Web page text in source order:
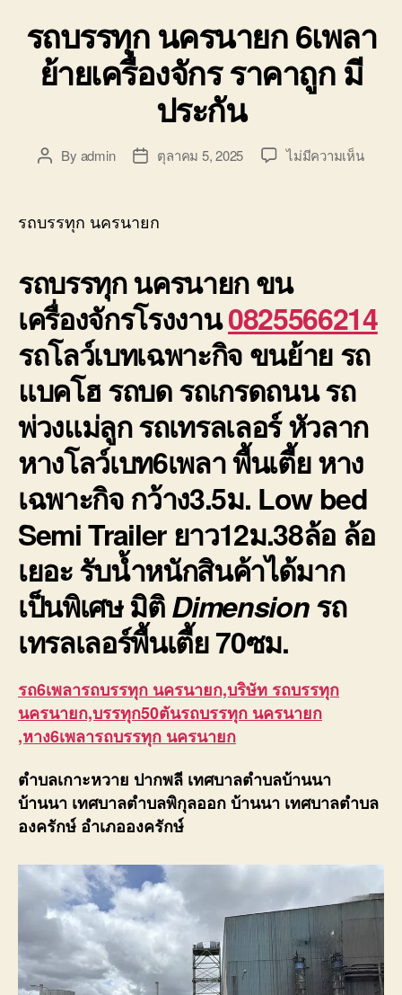
รถบรรทุก นครนายก 6เพลา
ย้ายเครื่องจักร ราคาถูก มี
ประกัน
PostBy admin
Postตุลาคม 5, 2025 ไม่มีความเห็นบน
ถูก
มี
ประกัน
รถบรรทุก นครนายก
รถบรรทุก นครนายกขน
เครื่องจักรโรงงาน0825566214
รถโลว์เบทเฉพาะกิจ ขนย้าย รถ
แบคโฮ รถบด รถเกรดถนน รถ
พ่วงแม่ลูก รถเทรลเลอร์ หัวลาก
หางโลว์เบท6เพลา พื้นเตี้ย หาง
เฉพาะกิจ กว้าง3.5ม. Low bed
Semi Trailer ยาว12ม.38ล้อ ล้อ
เยอะ รับน้ำหนักสินค้าได้มาก
เป็นพิเศษ มิติDimensionรถ
เทรลเลอร์พื้นเตี้ย70ซม.
รถ6เพลารถบรรทุก นครนายก,บริษัท รถบรรทุก
นครนายก,บรรทุก50ตันรถบรรทุก นครนายก
,หาง6เพลารถบรรทุก นครนายก
ตำบลเกาะหวาย ปากพลี เทศบาลตำบลบ้านนา
บ้านนา เทศบาลตำบลพิกุลออก บ้านนา เทศบาลตำบล
องครักษ์ อำเภอองครักษ์